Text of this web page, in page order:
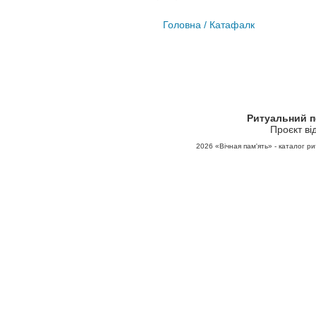
Головна / Катафалк
Ритуальний
Проєкт
2026 «Вічная пам'ять» - каталог